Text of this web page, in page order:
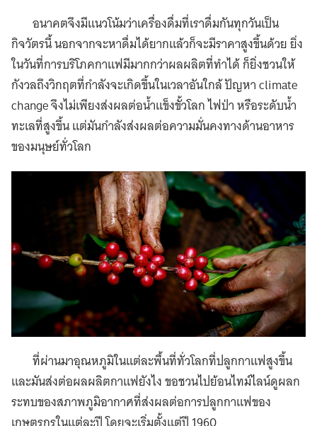
อนาคตจึงมีแนวโน้มว่าเครื่องดื่มที่เราดื่มกันทุกวันเป็น
กิจวัตรนี้ นอกจากจะหาดื่มได้ยากแล้วก็จะมีราคาสูงขึ้นด้วย ยิ่ง
ในวันที่การบริโภคกาแฟมีมากกว่าผลผลิตที่ทำได้ ก็ยิ่งชวนให้
กังวลถึงวิกฤตที่กำลังจะเกิดขึ้นในเวลาอันใกล้ ปัญหา climate
change จึงไม่เพียงส่งผลต่อน้ำแข็งขั้วโลก ไฟป่า หรือระดับน้ำ
ทะเลที่สูงขึ้น แต่มันกำลังส่งผลต่อความมั่นคงทางด้านอาหาร
ของมนุษย์ทั่วโลก
ที่ผ่านมาอุณหภูมิในแต่ละพื้นที่ทั่วโลกที่ปลูกกาแฟสูงขึ้น
และมันส่งต่อผลผลิตกาแฟยังไง ขอชวนไปย้อนไทม์ไลน์ดูผลก
ระทบของสภาพภูมิอากาศที่ส่งผลต่อการปลูกกาแฟของ